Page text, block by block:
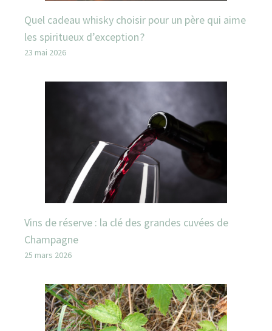
Quel cadeau whisky choisir pour un père qui aime
les spiritueux d’exception ?
23 mai 2026
Vins de réserve : la clé des grandes cuvées de
Champagne
25 mars 2026